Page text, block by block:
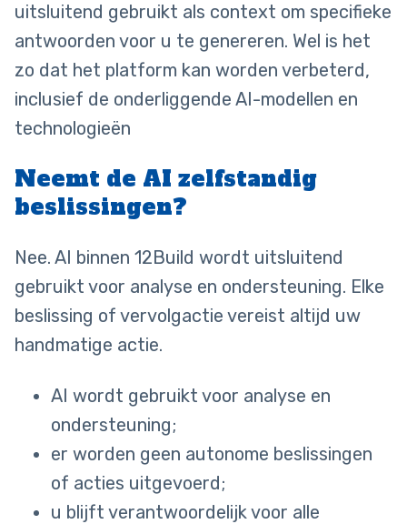
uitsluitend gebruikt als context om specifieke
antwoorden voor u te genereren. Wel is het
zo dat het platform kan worden verbeterd,
inclusief de onderliggende AI-modellen en
technologieën
Neemt de AI zelfstandig
beslissingen?
Nee. AI binnen 12Build wordt uitsluitend
gebruikt voor analyse en ondersteuning. Elke
beslissing of vervolgactie vereist altijd uw
handmatige actie.
AI wordt gebruikt voor analyse en
ondersteuning;
er worden geen autonome beslissingen
of acties uitgevoerd;
u blijft verantwoordelijk voor alle